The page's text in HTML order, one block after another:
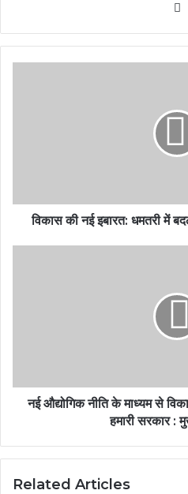
विकास की नई इबारत: धमतरी में
नई औद्योगिक नीति के माध्यम से
हमारी सरकार :
Related Articles